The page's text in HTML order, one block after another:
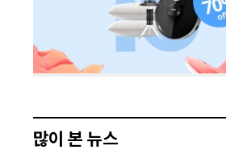
많이 본 뉴스